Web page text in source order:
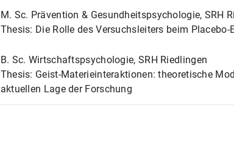
M. Sc. Prävention & Gesundheitspsychologie, SRH
Thesis: Die Rolle des Versuchsleiters beim Placebo-
B. Sc. Wirtschaftspsychologie, SRH Riedlingen
Thesis: Geist-Materieinteraktionen: theoretische
aktuellen Lage der Forschung